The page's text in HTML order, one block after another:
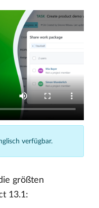
verfügbar.
größten
13.1: